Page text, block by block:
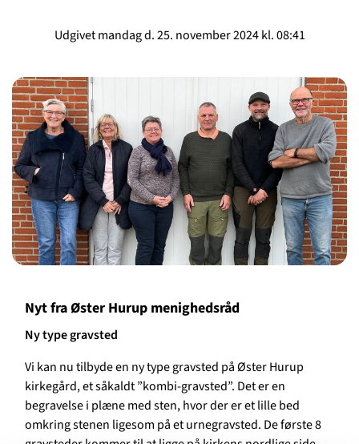
Udgivet mandag d. 25. november 2024 kl. 08:41
Nyt fra Øster Hurup menighedsråd
Ny type gravsted
Vi kan nu tilbyde en ny type gravsted på Øster Hurup
kirkegård, et såkaldt ”kombi-gravsted”. Det er en
begravelse i plæne med sten, hvor der er et lille bed
omkring stenen ligesom på et urnegravsted. De første 8